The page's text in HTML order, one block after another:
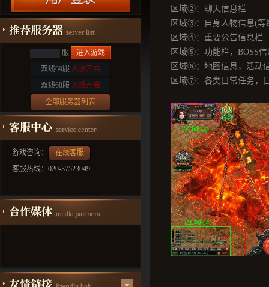
服
进入游戏
双线69服 火爆开启
双线68服 火爆开启
全部服务器列表
游戏咨询：
在线客服
客服热线：020-37523049
区域②：聊天信息栏
区域③：自身人物信息(等
区域④：重要公告信息栏
区域⑤：功能栏， BOSS信
区域⑥：地图信息，活动
区域⑦：各类日常任务，